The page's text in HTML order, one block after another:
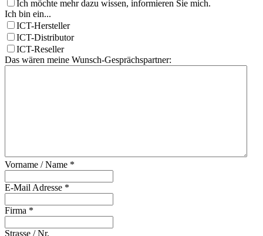
Ich möchte mehr dazu wissen, informieren Sie mich.
Ich bin ein...
ICT-Hersteller
ICT-Distributor
ICT-Reseller
Das wären meine Wunsch-Gesprächspartner:
Vorname / Name *
E-Mail Adresse *
Firma *
Strasse / Nr.